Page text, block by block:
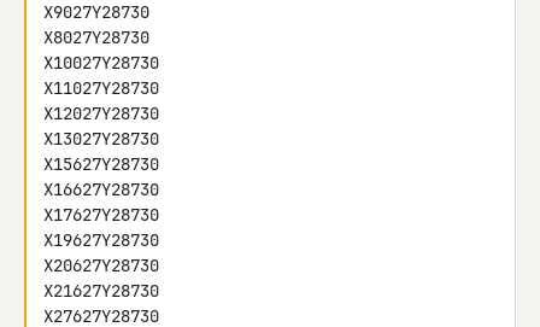
X9027Y28730
X8027Y28730
X10027Y28730
X11027Y28730
X12027Y28730
X13027Y28730
X15627Y28730
X16627Y28730
X17627Y28730
X19627Y28730
X20627Y28730
X21627Y28730
X27627Y28730